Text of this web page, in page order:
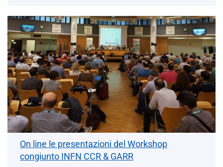
On line le presentazioni del Workshop
congiunto INFN CCR & GARR